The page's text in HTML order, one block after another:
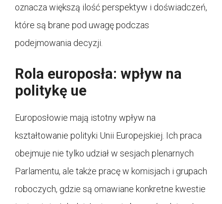
oznacza większą ilość perspektyw i doświadczeń,
które są brane pod uwagę podczas
podejmowania decyzji.
Rola europosła: wpływ na
politykę ue
Europosłowie mają istotny wpływ na
kształtowanie polityki Unii Europejskiej. Ich praca
obejmuje nie tylko udział w sesjach plenarnych
Parlamentu, ale także pracę w komisjach i grupach
roboczych, gdzie są omawiane konkretne kwestie